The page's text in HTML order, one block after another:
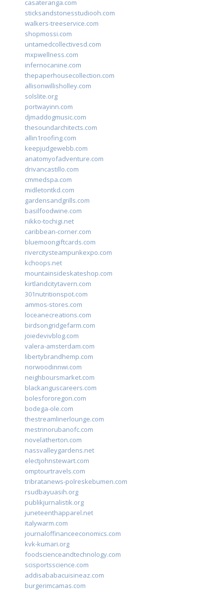
casateranga.com
sticksandstonesstudiooh.com
walkers-treeservice.com
shopmossi.com
untamedcollectivesd.com
mxpwellness.com
infernocanine.com
thepaperhousecollection.com
allisonwillisholley.com
solslite.org
portwayinn.com
djmaddogmusic.com
thesoundarchitects.com
allin1roofing.com
keepjudgewebb.com
anatomyofadventure.com
drivancastillo.com
cmmedspa.com
midletontkd.com
gardensandgrills.com
basilfoodwine.com
nikko-tochigi.net
caribbean-corner.com
bluemoongiftcards.com
rivercitysteampunkexpo.com
kchoops.net
mountainsideskateshop.com
kirtlandcitytavern.com
301nutritionspot.com
ammos-stores.com
loceanecreations.com
birdsongridgefarm.com
joiedevivblog.com
valera-amsterdam.com
libertybrandhemp.com
norwoodinnwi.com
neighboursmarket.com
blackanguscareers.com
bolesfororegon.com
bodega-ole.com
thestreamlinerlounge.com
mestrinorubanofc.com
novelatherton.com
nassvalleygardens.net
electjohnstewart.com
omptourtravels.com
tribratanews-polreskebumen.com
rsudbayuasih.org
publikjurnalistik.org
juneteenthapparel.net
italywarm.com
journaloffinanceeconomics.com
kvk-kumari.org
foodscienceandtechnology.com
scisportsscience.com
addisababacuisineaz.com
burgerimcamas.com